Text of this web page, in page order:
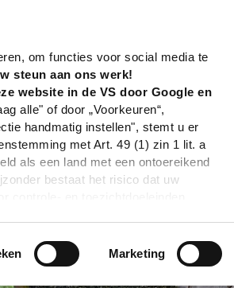
om functies voor social media te
steun aan ons werk!
website in de VS door Google en
alle" of door „Voorkeuren“,
handmatig instellen", stemt u er
met Art. 49 (1) zin 1 lit. a
als een land met een ontoereikend
bestaat het risico dat uw
|Impressum
Marketing
DE